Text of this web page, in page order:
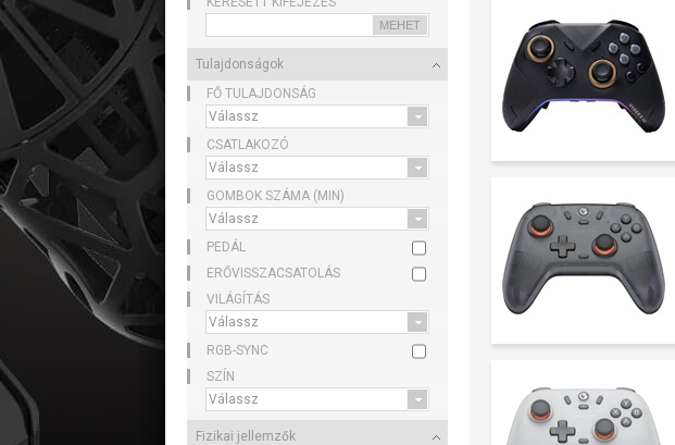
Tulajdonságok
FŐ TULAJDONSÁG
CSATLAKOZÓ
GOMBOK SZÁMA (MIN)
PEDÁL
ERŐVISSZACSATOLÁS
VILÁGÍTÁS
RGB-SYNC
SZÍN
Fizikai jellemzők